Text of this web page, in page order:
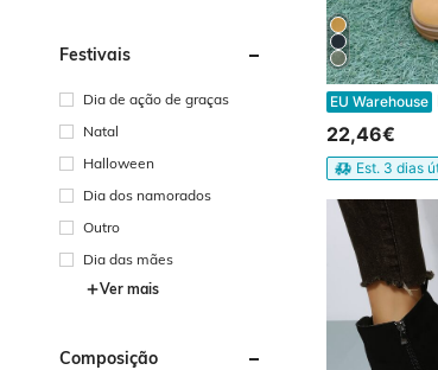
Festivais
Dia de ação de graças
Natal
Halloween
Dia dos namorados
Outro
Dia das mães
Ver mais
Composição
EU Warehouse
22,46€
Est. 3 dias